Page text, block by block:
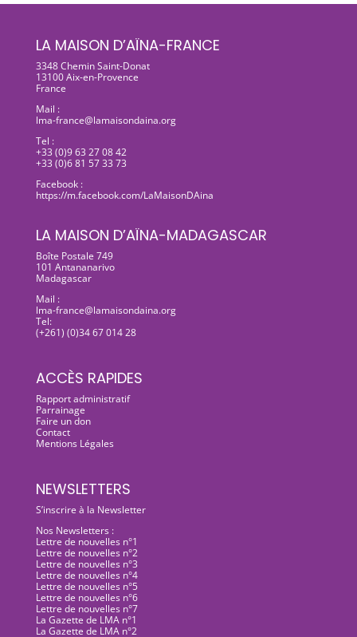
LA MAISON D’AÏNA-FRANCE
3348 Chemin Saint-Donat
13100 Aix-en-Provence
France
Mail :
lma-france@lamaisondaina.org
Tel :
+33 (0)9 63 27 08 42
+33 (0)6 81 57 33 73
Facebook :
https://m.facebook.com/LaMaisonDAina
LA MAISON D’AÏNA-MADAGASCAR
Boîte Postale 749
101 Antananarivo
Madagascar
Mail :
lma-france@lamaisondaina.org
Tel:
(+261) (0)34 67 014 28
ACCÈS RAPIDES
Rapport administratif
Parrainage
Faire un don
Contact
Mentions Légales
NEWSLETTERS
S’inscrire à la Newsletter
Nos Newsletters :
Lettre de nouvelles n°1
Lettre de nouvelles n°2
Lettre de nouvelles n°3
Lettre de nouvelles n°4
Lettre de nouvelles n°5
Lettre de nouvelles n°6
Lettre de nouvelles n°7
La Gazette de LMA n°1
La Gazette de LMA n°2